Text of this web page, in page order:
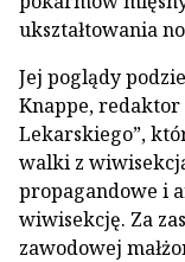
ukształtowania
Jej poglądy
Knappe, redaktor
Lekarskiego”,
walki z
propagandowe i
wiwisekcję. Za
zawodowej